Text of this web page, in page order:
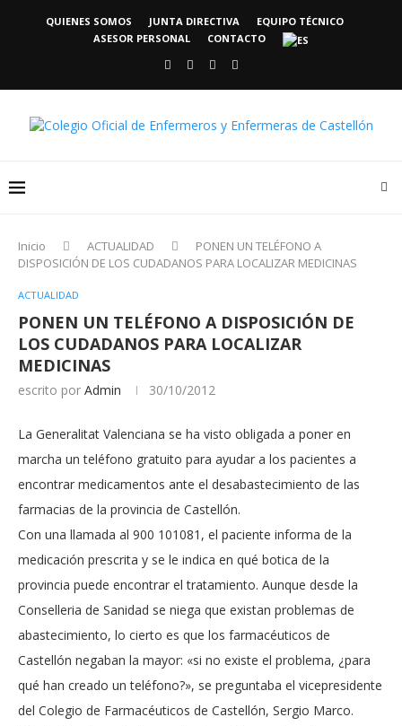
QUIENES SOMOS JUNTA DIRECTIVA
EQUIPO TÉCNICO
ASESOR PERSONAL
CONTACTO
Inicio ACTUALIDAD
PONEN UN TELÉFONO A
DISPOSICIÓN DE LOS CUDADANOS PARA LOCALIZAR MEDICINAS
ACTUALIDAD
PONEN UN TELÉFONO A DISPOSICIÓN DE
LOS CUDADANOS PARA LOCALIZAR
MEDICINAS
escrito por Admin 30/10/2012
La Generalitat Valenciana se ha visto obligada a poner en
marcha un teléfono gratuito para ayudar a los pacientes a
encontrar medicamentos ante el desabastecimiento de las
farmacias de la provincia de Castellón.
Con una llamada al 900 101081, el paciente informa de la
medicación prescrita y se le indica en qué botica de la
provincia puede encontrar el tratamiento. Aunque desde la
Conselleria de Sanidad se niega que existan problemas de
abastecimiento, lo cierto es que los farmacéuticos de
Castellón negaban la mayor: «si no existe el problema, ¿para
qué han creado un teléfono?», se preguntaba el vicepresidente
del Colegio de Farmacéuticos de Castellón, Sergio Marco.